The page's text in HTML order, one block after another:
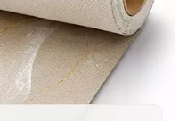
280cm 320cm